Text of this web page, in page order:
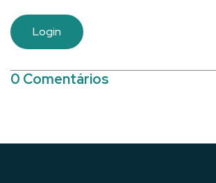
Login
0 Comentários